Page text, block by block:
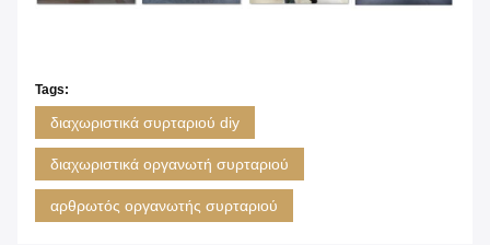
Tags:
διαχωριστικά συρταριού diy
διαχωριστικά οργανωτή συρταριού
αρθρωτός οργανωτής συρταριού